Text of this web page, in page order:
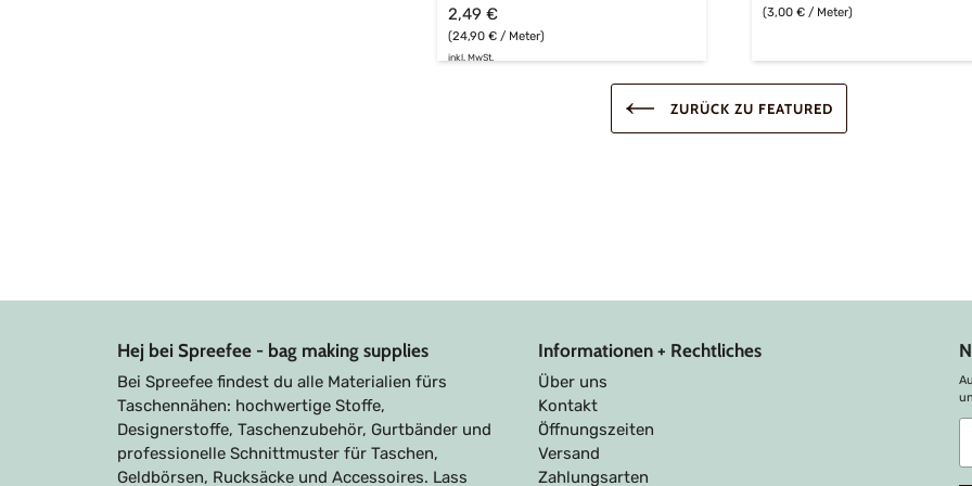
2,49 €
(24,90 € / Meter)
inkl. MwSt.
(3,00 € / Meter)
ZURÜCK ZU FEATURED
Hej bei Spreefee - bag making supplies
Bei Spreefee findest du alle Materialien fürs
Taschennähen: hochwertige Stoffe,
Designerstoffe, Taschenzubehör, Gurtbänder und
professionelle Schnittmuster für Taschen,
Geldbörsen, Rucksäcke und Accessoires. Lass
Informationen + Rechtliches
Über uns
Kontakt
Öffnungszeiten
Versand
Zahlungsarten